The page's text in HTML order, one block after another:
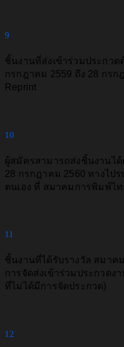
9
ชิ้นงานที่ส่งเข้าร่วมประกวด
กรกฎาคม 2559 ถึง 28 กร
Reprint
10
ผู้สมัครสามารถส่งชิ้นงานไ
28 กรกฎาคม 2560 ทางไป
ตนเอง ที่ สมาคมการพิมพ์ไท
11
ชิ้นงานที่ได้รับรางวัล สมาค
การจัดส่งเข้าร่วมประกวดง
ที่ไม่ได้มีการจัดประกวด)
12